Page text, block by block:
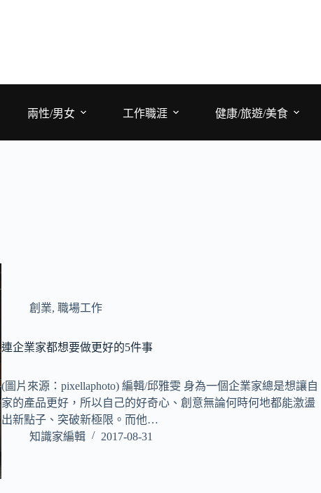
兩性/男女 工作職涯 健康/旅遊/美食
創業, 職場工作
連企業家都想要做更好的5件事
(圖片來源：pixellaphoto) 編輯/邱雅雯 身為一個企業家總是想讓自
家的產品更好，所以自己的好奇心、創意無論何時何地都能激盪
出新點子、突破新極限。而他…
知識家編輯
2017-08-31